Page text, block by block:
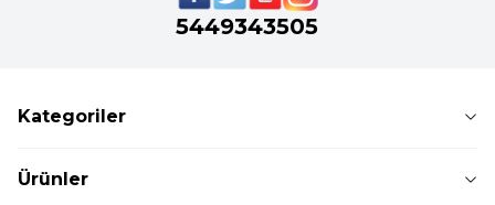
5449343505
Kategoriler
Ürünler